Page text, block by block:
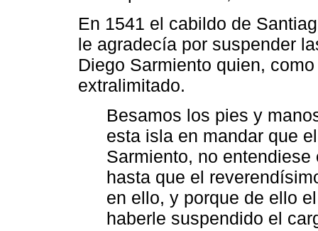
En 1541 el cabildo de
le agradecía por suspender
Diego Sarmiento quien,
extralimitado.
Besamos los pies y
esta isla en mandar que
Sarmiento, no
hasta que el
en ello, y porque de ello
haberle suspendido el